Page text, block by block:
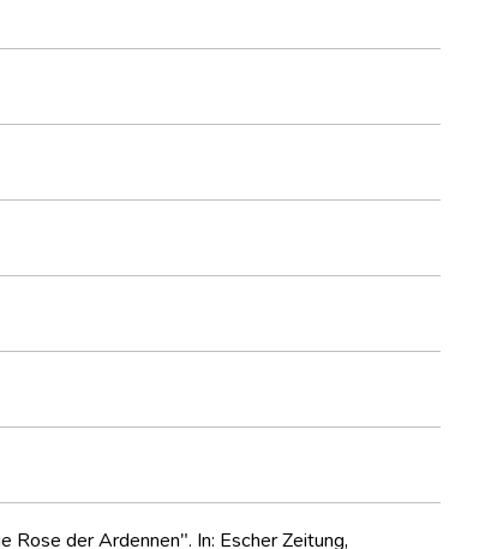
der Ardennen". In: Escher Zeitung,